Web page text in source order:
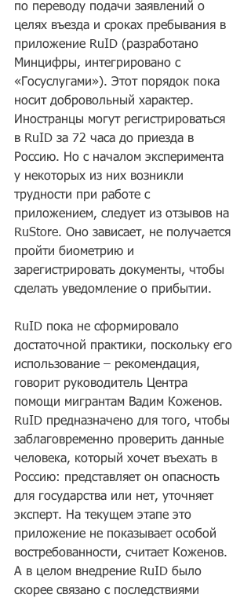
по переводу подачи заявлений о
целях въезда и сроках пребывания в
приложение RuID (разработано
Минцифры, интегрировано с
«Госуслугами»). Этот порядок пока
носит добровольный характер.
Иностранцы могут регистрироваться
в RuID за 72 часа до приезда в
Россию. Но с началом эксперимента
у некоторых из них возникли
трудности при работе с
приложением, следует из отзывов на
RuStore. Оно зависает, не получается
пройти биометрию и
зарегистрировать документы, чтобы
сделать уведомление о прибытии.
RuID пока не сформировало
достаточной практики, поскольку его
использование – рекомендация,
говорит руководитель Центра
помощи мигрантам Вадим Коженов.
RuID предназначено для того, чтобы
заблаговременно проверить данные
человека, который хочет въехать в
Россию: представляет он опасность
для государства или нет, уточняет
эксперт. На текущем этапе это
приложение не показывает особой
востребованности, считает Коженов.
А в целом внедрение RuID было
скорее связано с последствиями